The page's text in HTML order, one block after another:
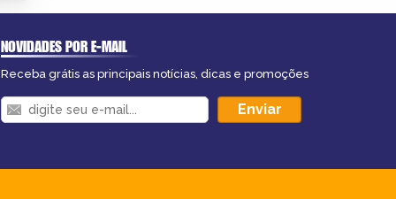
NOVIDADES POR E-MAIL
Receba grátis as principais notícias, dicas e promoções